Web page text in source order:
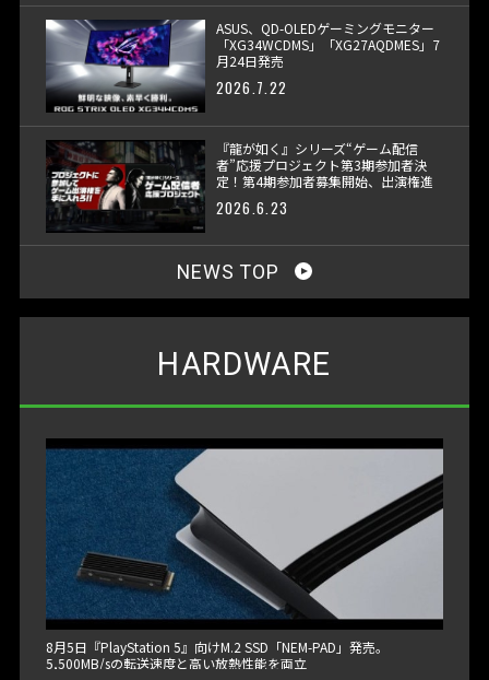
ASUS、QD-OLEDゲーミングモニター
「XG34WCDMS」「XG27AQDMES」7
月24日発売
2026.7.22
『龍が如く』シリーズ“ゲーム配信
者”応援プロジェクト第3期参加者決
定！第4期参加者募集開始、出演権進
2026.6.23
NEWS TOP
HARDWARE
8月5日『PlayStation 5』向けM.2 SSD「NEM-PAD」発売。
5,500MB/sの転送速度と高い放熱性能を両立